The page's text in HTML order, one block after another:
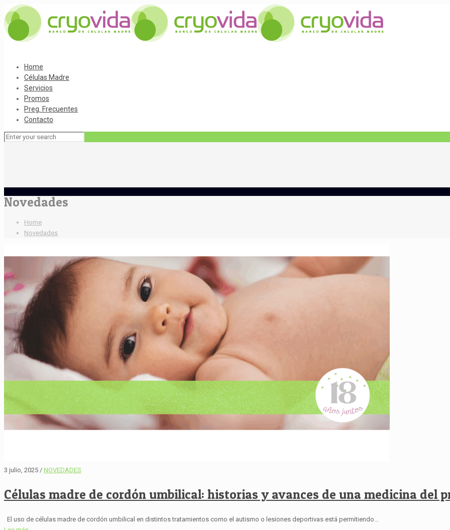
Home
Células Madre
Servicios
Promos
Preg. Frecuentes
Contacto
Novedades
Home
Novedades
3 julio, 2025 / NOVEDADES
Células madre de cordón umbilical: historias y avances de una medicina del
El uso de células madre de cordón umbilical en distintos tratamientos como el autismo o lesiones deportivas está permitiendo...